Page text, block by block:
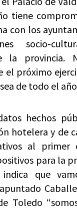
tiene
con los
socio-
la provincia.
el próximo
de todo el
hechos
hotelera y de
al primer
para la
que
Toledo